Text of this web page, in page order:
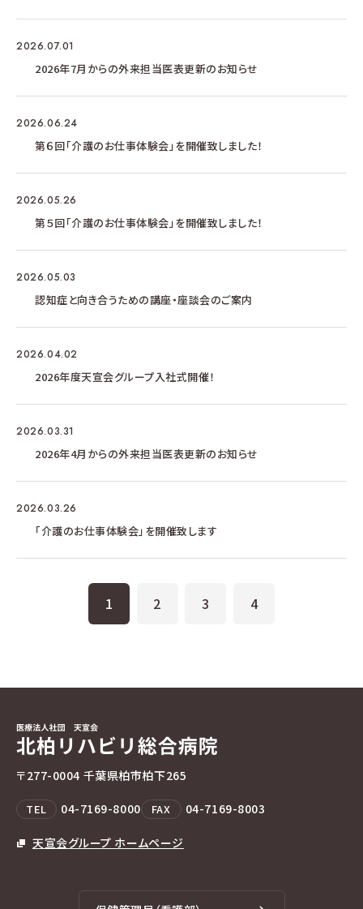
2026.07.01
2026年7月からの外来担当医表更新のお知らせ
2026.06.24
第６回「介護のお仕事体験会」を開催致しました！
2026.05.26
第５回「介護のお仕事体験会」を開催致しました！
2026.05.03
認知症と向き合うための講座・座談会のご案内
2026.04.02
2026年度天宣会グループ入社式開催！
2026.03.31
2026年4月からの外来担当医表更新のお知らせ
2026.03.26
「介護のお仕事体験会」を開催致します
1 2 3 4
〒277-0004 千葉県柏市柏下265
TEL 04-7169-8000 FAX 04-7169-8003
天宣会グループ ホームページ